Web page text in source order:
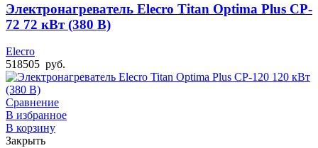
Электронагреватель Elecro Titan Optima Plus СP-
72 72 кВт (380 В)
Elecro
518505 руб.
Сравнение
В избранное
В корзину
Закрыть